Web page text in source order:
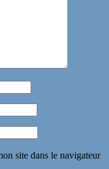
site dans le navigateur